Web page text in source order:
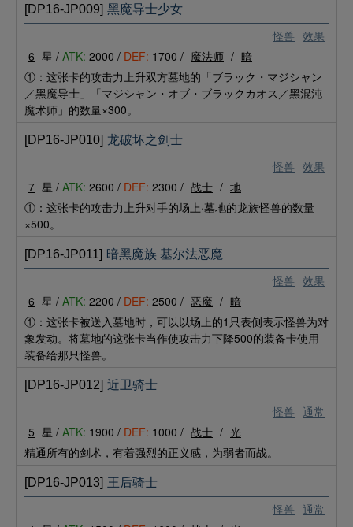
怪兽 效果
[DP16-JP009] 黑魔导士少女
6 星 / ATK: 2000 / DEF: 1700 / 魔法师 / 暗
①：这张卡的攻击力上升双方墓地的「ブラック・マジシャン
／黑魔导士」「マジシャン・オブ・ブラックカオス／黑混沌
魔术师」的数量×300。
怪兽 效果
[DP16-JP010] 龙破坏之剑士
7 星 / ATK: 2600 / DEF: 2300 / 战士 / 地
①：这张卡的攻击力上升对手的场上·墓地的龙族怪兽的数量
×500。
怪兽 效果
[DP16-JP011] 暗黑魔族 基尔法恶魔
6 星 / ATK: 2200 / DEF: 2500 / 恶魔 / 暗
①：这张卡被送入墓地时，可以以场上的1只表侧表示怪兽为对
象发动。将墓地的这张卡当作使攻击力下降500的装备卡使用
装备给那只怪兽。
怪兽 通常
[DP16-JP012] 近卫骑士
5 星 / ATK: 1900 / DEF: 1000 / 战士 / 光
精通所有的剑术，有着强烈的正义感，为弱者而战。
怪兽 通常
[DP16-JP013] 王后骑士